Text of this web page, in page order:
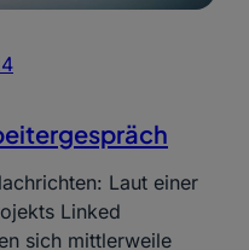
Laut einer
Linked
sich mittlerweile